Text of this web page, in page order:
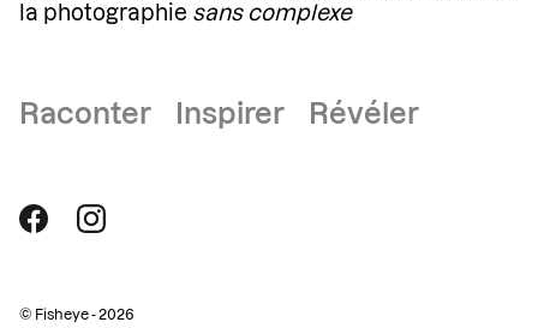
la photographie sans complexe
Raconter Inspirer Révéler
© Fisheye - 2026